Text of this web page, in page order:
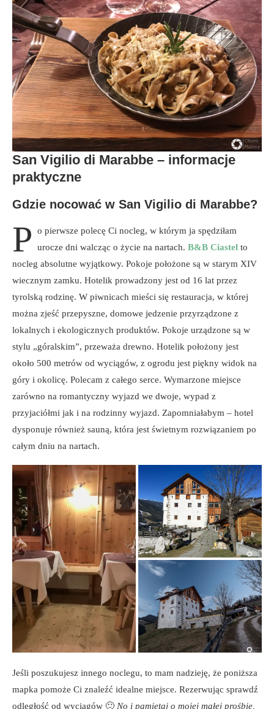
San Vigilio di Marabbe – informacje
praktyczne
Gdzie nocować w San Vigilio di Marabbe?
P
o pierwsze polecę Ci nocleg, w którym ja spędziłam
urocze dni walcząc o życie na nartach. B&B Ciastel to
nocleg absolutne wyjątkowy. Pokoje położone są w starym XIV
wiecznym zamku. Hotelik prowadzony jest od 16 lat przez
tyrolską rodzinę. W piwnicach mieści się restauracja, w której
można zjeść przepyszne, domowe jedzenie przyrządzone z
lokalnych i ekologicznych produktów. Pokoje urządzone są w
stylu „góralskim”, przeważa drewno. Hotelik położony jest
około 500 metrów od wyciągów, z ogrodu jest piękny widok na
góry i okolicę. Polecam z całego serce. Wymarzone miejsce
zarówno na romantyczny wyjazd we dwoje, wypad z
przyjaciółmi jak i na rodzinny wyjazd. Zapomniałabym – hotel
dysponuje również sauną, która jest świetnym rozwiązaniem po
całym dniu na nartach.
Jeśli poszukujesz innego noclegu, to mam nadzieję, że poniższa
mapka pomoże Ci znaleźć idealne miejsce. Rezerwując sprawdź
odległość od wyciągów 🙂 No i pamiętaj o mojej małej prośbie,